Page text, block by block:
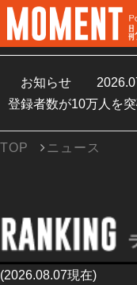
お知らせ
登録者数が10万人を突
TOP ニュース
(2026.08.07現在)